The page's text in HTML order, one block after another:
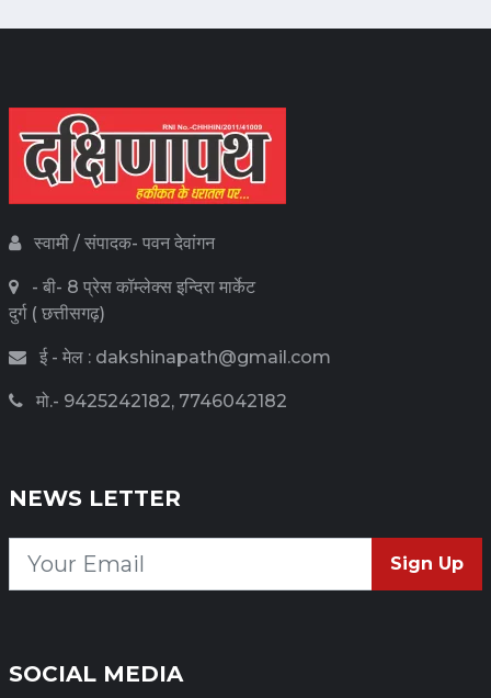
स्वामी / संपादक- पवन देवांगन
- बी- 8 प्रेस कॉम्लेक्स इन्दिरा मार्केट
दुर्ग ( छत्तीसगढ़)
ई - मेल : dakshinapath@gmail.com
मो.- 9425242182, 7746042182
NEWS LETTER
Sign Up
SOCIAL MEDIA